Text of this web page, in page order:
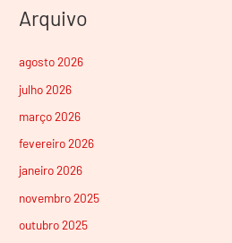
Arquivo
agosto 2026
julho 2026
março 2026
fevereiro 2026
janeiro 2026
novembro 2025
outubro 2025